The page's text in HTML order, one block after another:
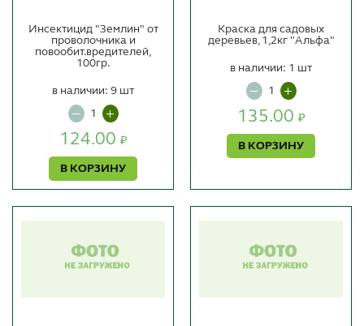
Инсектицид "Землин" от
проволочника и
повообит.вредителей,
100гр.
124.00 ₽
В КОРЗИНУ
в наличии: 9 шт
Краска для садовых
деревьев, 1,2кг "Альфа"
135.00 ₽
В КОРЗИНУ
в наличии: 1 шт